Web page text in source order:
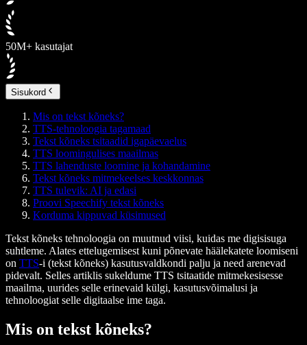
50M+ kasutajat
Sisukord
Mis on tekst kõneks?
TTS-tehnoloogia tagamaad
Tekst kõneks tsitaadid igapäevaelus
TTS loomingulises maailmas
TTS lahenduste loomine ja kohandamine
Tekst kõneks mitmekeelses keskkonnas
TTS tulevik: AI ja edasi
Proovi Speechify tekst kõneks
Korduma kippuvad küsimused
Tekst kõneks tehnoloogia on muutnud viisi, kuidas me digisisuga
suhtleme. Alates ettelugemisest kuni põnevate häälekatete loomiseni
on TTS-i (tekst kõneks) kasutusvaldkondi palju ja need arenevad
pidevalt. Selles artiklis sukeldume TTS tsitaatide mitmekesisesse
maailma, uurides selle erinevaid külgi, kasutusvõimalusi ja
tehnoloogiat selle digitaalse ime taga.
Mis on tekst kõneks?